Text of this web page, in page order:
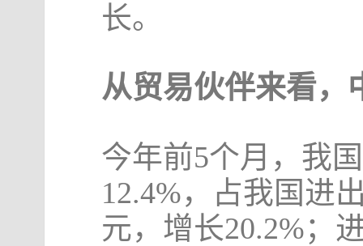
长。
从贸易伙伴来看，
今年前5个月，我
12.4%，占我国进
元，增长20.2%；